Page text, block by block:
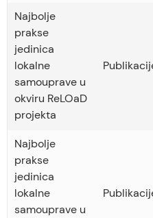
Najbolje
prakse
jedinica
lokalne
samouprave u
okviru ReLOaD
projekta
Najbolje
prakse
jedinica
lokalne
samouprave u